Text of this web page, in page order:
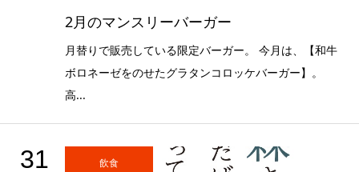
2月のマンスリーバーガー
月替りで販売している限定バーガー。 今月は、【和牛
ボロネーゼをのせたグラタンコロッケバーガー】。
高...
31 飲食